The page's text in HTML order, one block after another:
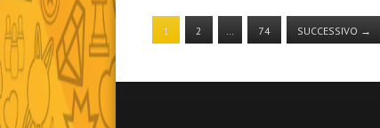
1 2 74 SUCCESSIVO →